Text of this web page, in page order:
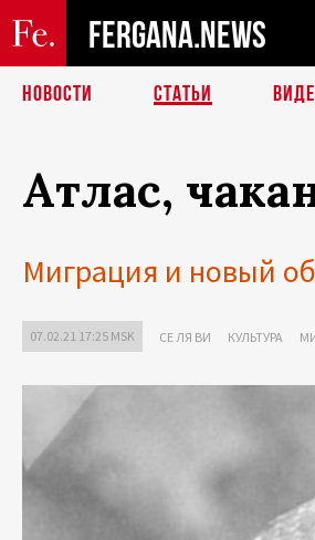
FERGANA.NEWS
НОВОСТИ СТАТЬИ
Атлас,
Миграция и новый
07.02.21 17:25 MSK СЕ ЛЯ ВИ КУЛЬТУРА